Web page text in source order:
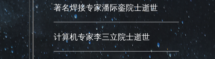
著名焊接专家潘际銮院士逝世
计算机专家李三立院士逝世